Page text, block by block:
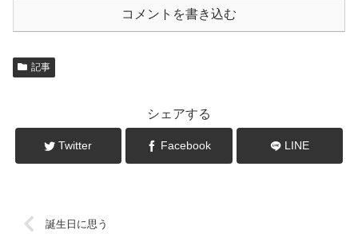
コメントを書き込む
記事
シェアする
Twitter Facebook LINE
誕生日に思う